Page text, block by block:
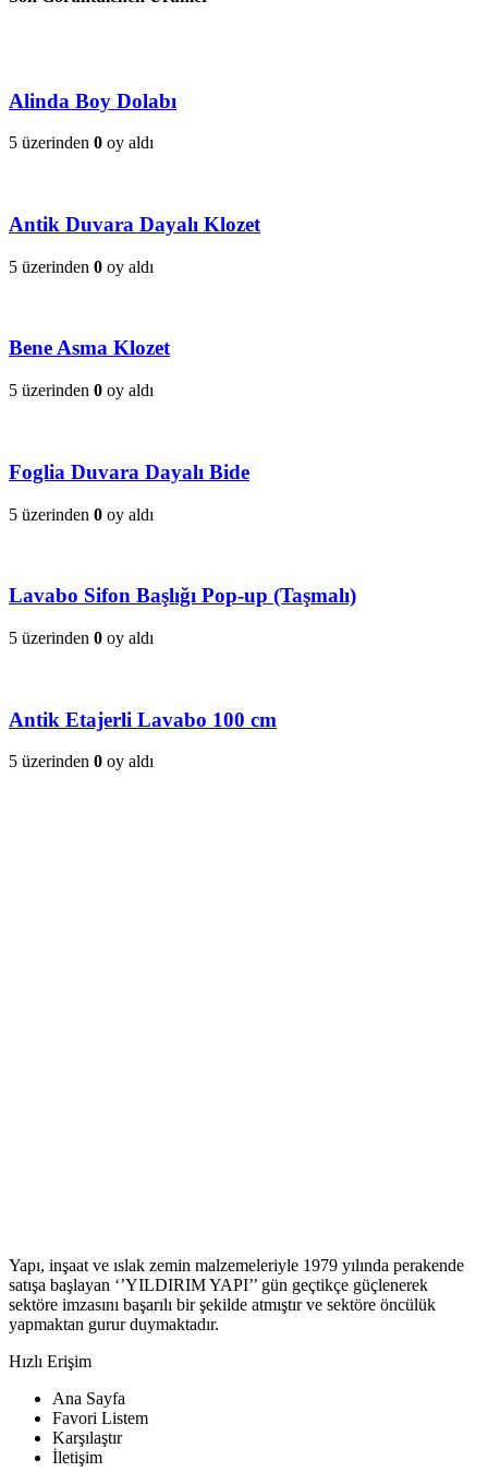
Alinda Boy Dolabı
5 üzerinden 0 oy aldı
Antik Duvara Dayalı Klozet
5 üzerinden 0 oy aldı
Bene Asma Klozet
5 üzerinden 0 oy aldı
Foglia Duvara Dayalı Bide
5 üzerinden 0 oy aldı
Lavabo Sifon Başlığı Pop-up (Taşmalı)
5 üzerinden 0 oy aldı
Antik Etajerli Lavabo 100 cm
5 üzerinden 0 oy aldı
Yapı, inşaat ve ıslak zemin malzemeleriyle 1979 yılında perakende
satışa başlayan ‘’YILDIRIM YAPI’’ gün geçtikçe güçlenerek
sektöre imzasını başarılı bir şekilde atmıştır ve sektöre öncülük
yapmaktan gurur duymaktadır.
Hızlı Erişim
Ana Sayfa
Favori Listem
Karşılaştır
İletişim